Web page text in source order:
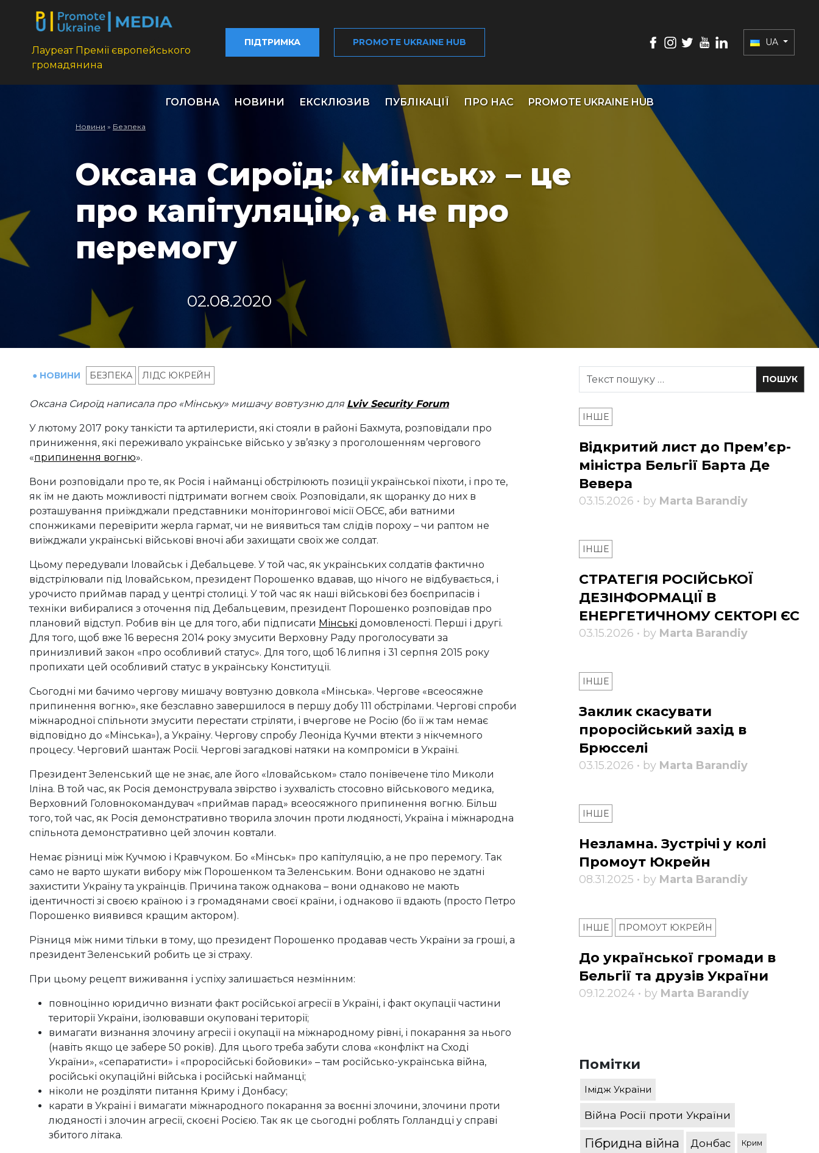
Лауреат Премії європейського
громадянина
ПІДТРИМКА PROMOTE UKRAINE HUB UA
ГОЛОВНА НОВИНИ ЕКСКЛЮЗИВ ПУБЛІКАЦІЇ ПРО НАС PROMOTE UKRAINE HUB
Новини » Безпека
Оксана Сироїд: «Мінськ» – це
про капітуляцію, а не про
перемогу
02.08.2020
● НОВИНИ БЕЗПЕКА ЛІДС ЮКРЕЙН
Оксана Сироїд написала про «Мінську» мишачу вовтузнюдля Lviv Security Forum
У лютому 2017 року танкісти та артилеристи, які стояли в районі Бахмута, розповідали про
приниження, які переживало українське військо у зв’язку з проголошенням чергового
«припинення вогню».
Вони розповідали про те, як Росія і найманці обстрілюють позиції української піхоти, і про те,
як їм не дають можливості підтримати вогнем своїх. Розповідали, як щоранку до них в
розташування приїжджали представники моніторингової місії ОБСЄ, аби ватними
спонжиками перевірити жерла гармат, чи не виявиться там слідів пороху – чи раптом не
виїжджали українські військові вночі аби захищати своїх же солдат.
Цьому передували Іловайськ і Дебальцеве. У той час, як українських солдатів фактично
відстрілювали під Іловайськом, президент Порошенко вдавав, що нічого не відбувається, і
урочисто приймав парад у центрі столиці. У той час як наші військові без боєприпасів і
техніки вибиралися з оточення під Дебальцевим, президент Порошенко розповідав про
плановий відступ. Робив він це для того, аби підписати Мінські домовленості. Перші і другі.
Для того, щоб вже 16 вересня 2014 року змусити Верховну Раду проголосувати за
принизливий закон «про особливий статус». Для того, щоб 16 липня і 31 серпня 2015 року
пропихати цей особливий статус в українську Конституції.
Сьогодні ми бачимо чергову мишачу вовтузню довкола «Мінська». Чергове «всеосяжне
припинення вогню», яке безславно завершилося в першу добу 111 обстрілами. Чергові спроби
міжнародної спільноти змусити перестати стріляти, і вчергове не Росію (бо її ж там немає
відповідно до «Мінська»), а Україну. Чергову спробу Леоніда Кучми втекти з нікчемного
процесу. Черговий шантаж Росії. Чергові загадкові натяки на компроміси в Україні.
Президент Зеленський ще не знає, але його «Іловайськом» стало понівечене тіло Миколи
Іліна. В той час, як Росія демонструвала звірство і зухвалість стосовно військового медика,
Верховний Головнокомандувач «приймав парад» всеосяжного припинення вогню. Більш
того, той час, як Росія демонстративно творила злочин проти людяності, Україна і міжнародна
спільнота демонстративно цей злочин ковтали.
Немає різниці між Кучмою і Кравчуком. Бо «Мінськ» про капітуляцію, а не про перемогу. Так
само не варто шукати вибору між Порошенком та Зеленським. Вони однаково не здатні
захистити Україну та українців. Причина також однакова – вони однаково не мають
ідентичності зі своєю країною і з громадянами своєї країни, і однаково її вдають (просто Петро
Порошенко виявився кращим актором).
Різниця між ними тільки в тому, що президент Порошенко продавав честь України за гроші, а
президент Зеленський робить це зі страху.
При цьому рецепт виживання і успіху залишається незмінним:
повноцінно юридично визнати факт російської агресії в Україні, і факт окупації частини
території України, ізолювавши окуповані території;
вимагати визнання злочину агресії і окупації на міжнародному рівні, і покарання за нього
(навіть якщо це забере 50 років). Для цього треба забути слова «конфлікт на Сході
України», «сепаратисти» і «проросійські бойовики» – там російсько-українська війна,
російські окупаційні війська і російські найманці;
ніколи не розділяти питання Криму і Донбасу;
карати в Україні і вимагати міжнародного покарання за воєнні злочини, злочини проти
людяності і злочин агресії, скоєні Росією. Так як це сьогодні роблять Голландці у справі
збитого літака.
ІНШЕ
Відкритий лист до Прем’єр-
міністра Бельгії Барта Де
Вевера
03.15.2026 • by Marta Barandiy
ІНШЕ
СТРАТЕГІЯ РОСІЙСЬКОЇ
ДЕЗІНФОРМАЦІЇ В
ЕНЕРГЕТИЧНОМУ СЕКТОРІ ЄС
03.15.2026 • by Marta Barandiy
ІНШЕ
Заклик скасувати
проросійський захід в
Брюсселі
03.15.2026 • by Marta Barandiy
ІНШЕ
Незламна. Зустрічі у колі
Промоут Юкрейн
08.31.2025 • by Marta Barandiy
ІНШЕ ПРОМОУТ ЮКРЕЙН
До української громади в
Бельгії та друзів України
09.12.2024 • by Marta Barandiy
Помітки
Імідж України
Війна Росії проти України
Гібридна війна Донбас Крим